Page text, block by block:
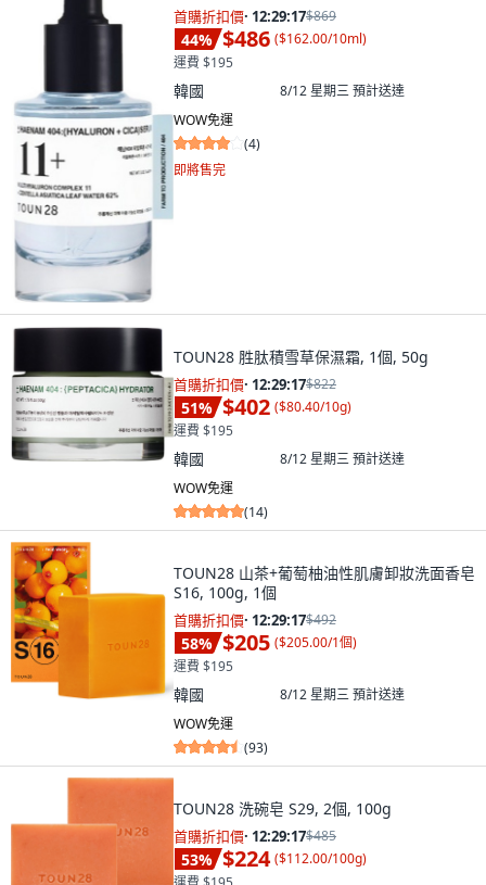
首購折扣價· 12:29:15$869
44% $486 ($162.00/10ml)
運費 $195
韓國 8/12 星期三預計送達
WOW免運
(4)
即將售完
TOUN28 胜肽積雪草保濕霜, 1個, 50g
首購折扣價· 12:29:15$822
51% $402 ($80.40/10g)
運費 $195
韓國 8/12 星期三預計送達
WOW免運
(14)
TOUN28 山茶+葡萄柚油性肌膚卸妝洗面香皂
S16, 100g, 1個
首購折扣價· 12:29:15$492
58% $205 ($205.00/1個)
運費 $195
韓國 8/12 星期三預計送達
WOW免運
(93)
TOUN28 洗碗皂 S29, 2個, 100g
首購折扣價· 12:29:15$485
53% $224 ($112.00/100g)